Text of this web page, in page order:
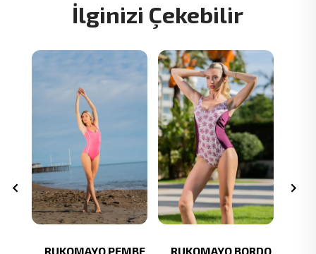
İlginizi Çekebilir
RUKOMAYO PEMBE
RUKOMAYO BORDO